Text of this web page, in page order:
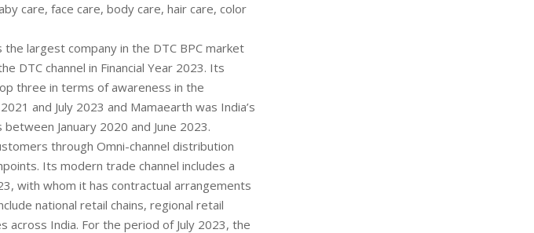
care, face care, body care, hair care, color
largest company in the DTC BPC market
DTC channel in Financial Year 2023. Its
three in terms of awareness in the
and July 2023 and Mamaearth was India’s
January 2020 and June 2023.
through Omni-channel distribution
Its modern trade channel includes a
with whom it has contractual arrangements
national retail chains, regional retail
across India. For the period of July 2023, the